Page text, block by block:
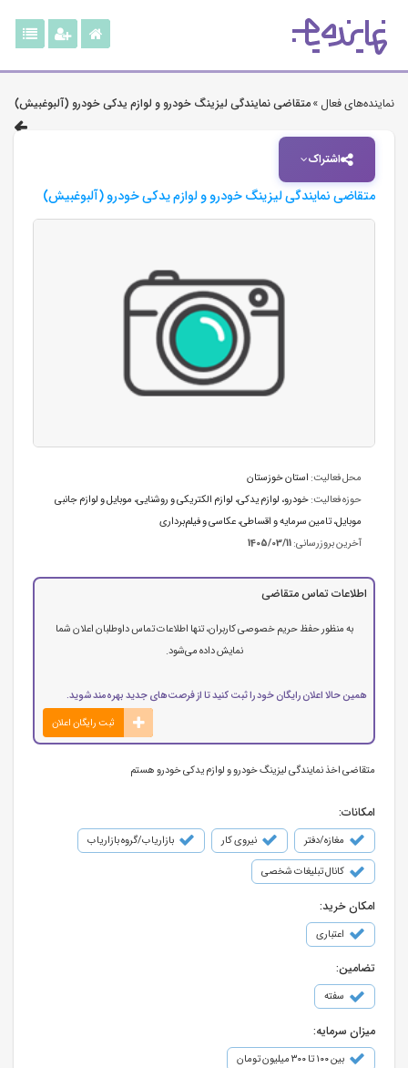
نماینده‌های فعال »متقاضی نمایندگی لیزینگ خودرو و لوازم یدکی خودرو (آلبوغبیش)
اشتراک
متقاضی نمایندگی لیزینگ خودرو و لوازم یدکی خودرو (آلبوغبیش)
محل فعالیت: استان خوزستان
حوزه فعالیت:خودرو، لوازم یدکی، لوازم الکتریکی و روشنایی، موبایل و لوازم جانبی
موبایل،تامین سرمایه و اقساطی،عکاسی و فیلم‌برداری
آخرین بروزرسانی:1405/03/11
اطلاعات تماس متقاضی
به منظور حفظ حریم خصوصی کاربران، تنها اطلاعات تماس داوطلبان اعلان شما
نمایش داده می‌شود.
همین حالا اعلان رایگان خود را ثبت کنید تا از فرصت‌های جدید بهره‌مند شوید.
ثبت رایگان اعلان
متقاضی اخذ نمایندگی لیزینگ خودرو و لوازم یدکی خودرو هستم
امکانات:
مغازه/دفتر نیروی کار بازاریاب/گروه بازاریاب
کانال تبلیغات شخصی
امکان خرید:
اعتباری
تضامین:
سفته
میزان سرمایه:
بین ۱۰۰ تا ۳۰۰ میلیون تومان